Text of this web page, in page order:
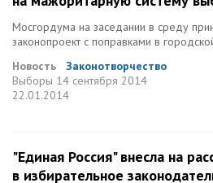
Мосгордума на заседании в среду
законопроект с поправками в
Новость
Законотворчество
Выборы 14 сентября 2014
22.01.2014
"Единая Россия" внесла на
в избирательное